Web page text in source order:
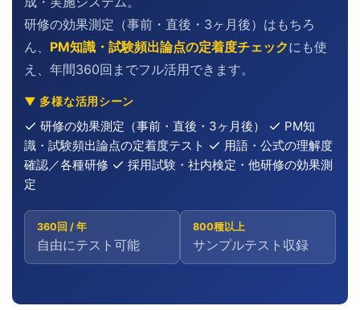
研修の効果測定（事前・直後・3ヶ月後）はもちろ
ん、 PM知識・試験頻出論点の定着度チェックにも使
え、年間360回までフル活用できます。
▼ 多様な活用シーン
研修の効果測定（事前・直後・3ヶ月後）
PM知
識・試験頻出論点の定着度テスト
用語・公式の理解度
確認／各種研修
採用試験・社内検定・他研修の効果測
定
360回 / 年
自由にテスト可能
800種以上
サンプルテスト収録